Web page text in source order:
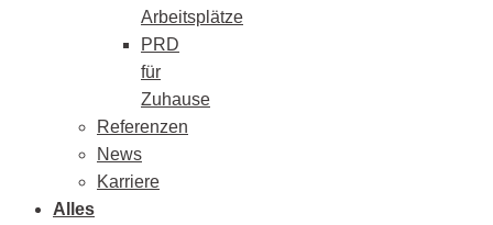
Arbeitsplätze
PRD
für
Zuhause
Referenzen
News
Karriere
Alles